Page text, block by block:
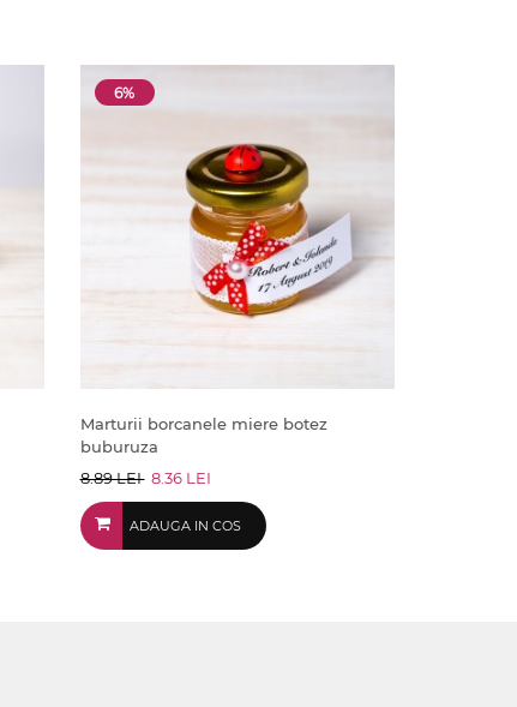
6%
Marturii borcanele miere botez
buburuza
8.89 LEI 8.36 LEI
ADAUGA IN COS